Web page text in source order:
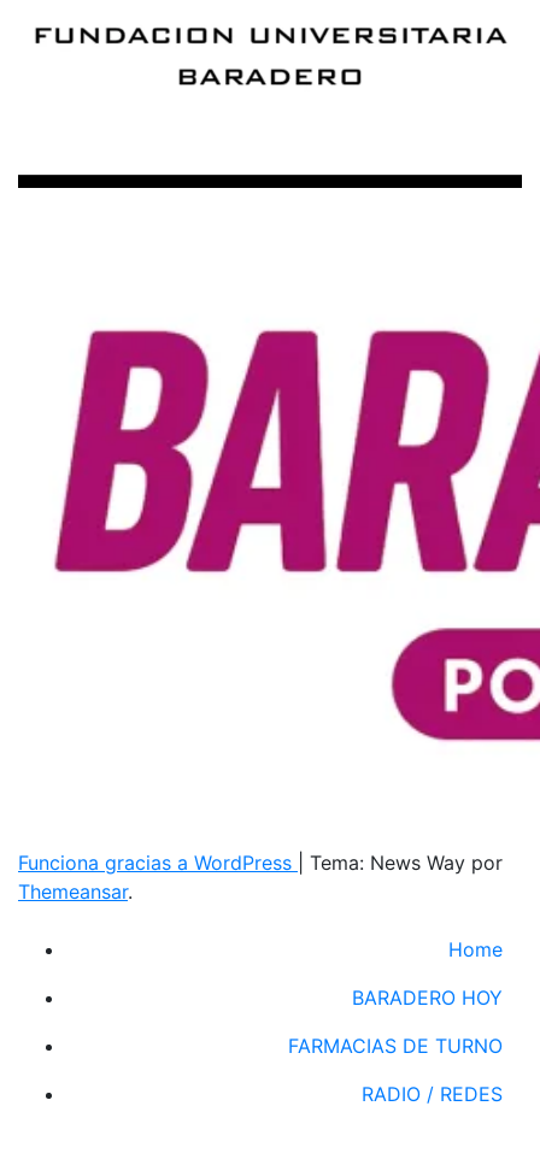
Funciona gracias a WordPress
Tema: News Way por
Themeansar.
Home
BARADERO HOY
FARMACIAS DE TURNO
RADIO / REDES